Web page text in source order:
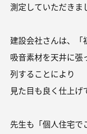
測定していただきま
建設会社さんは、「
吸音素材を天井に張
列することにより
見た目も良く仕上げ
先生も「個人住宅で